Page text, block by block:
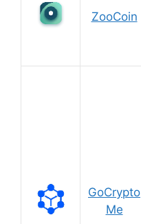
ZooCoin
GoCrypto
Me